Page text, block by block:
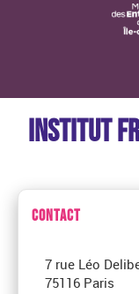
INSTITUT
CONTACT
7 rue Léo
75116 Paris